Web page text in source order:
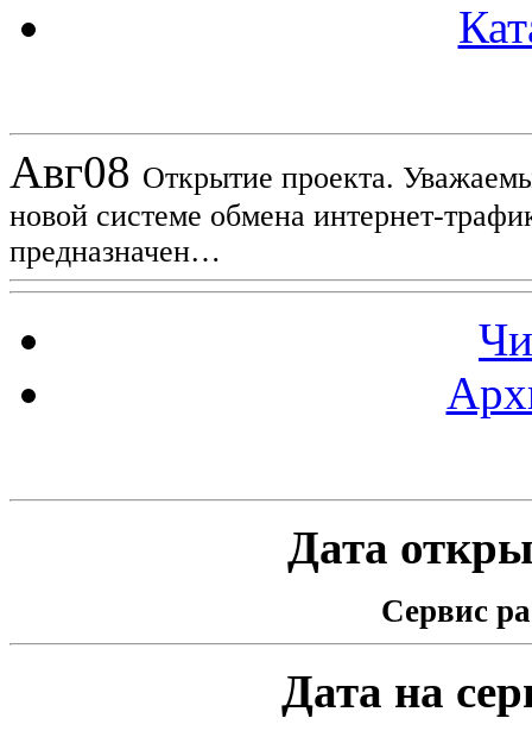
Авг08 Открытие проекта.
новой системе обмена интернет-
предназначен…
Дата
Сервис
Дата на